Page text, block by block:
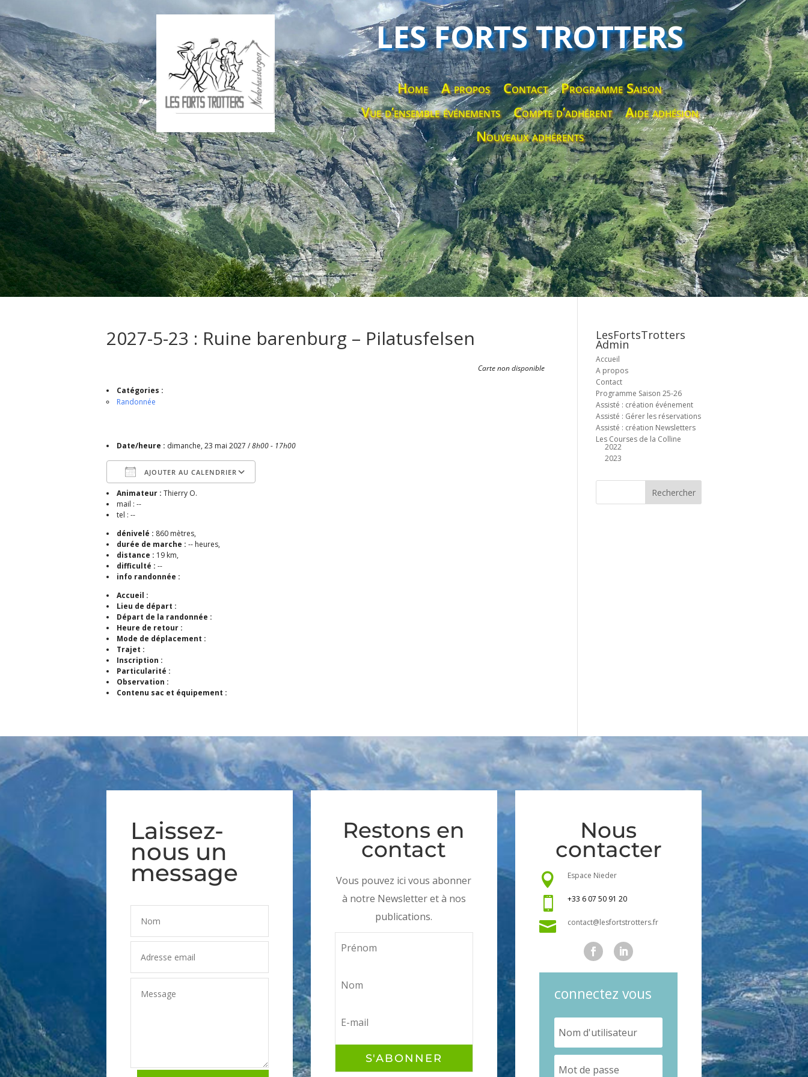
LES FORTS TROTTERS
Home A propos Contact
Programme Saison
Vue d’ensemble événements
Compte d’adhérent
Aide adhésion
Nouveaux adhérents
2027-5-23 : Ruine barenburg – Pilatusfelsen
Carte non disponible
Catégories :
Randonnée
Date/heure : dimanche, 23 mai 2027 /8h00 - 17h00
AJOUTER AU CALENDRIER
Télécharger ICS
Animateur : Thierry O.
mail : --
tel : --
dénivelé : 860 mètres,
durée de marche : -- heures,
distance : 19 km,
difficulté : --
info randonnée :
Accueil :
Lieu de départ :
Départ de la randonnée :
Heure de retour :
Mode de déplacement :
Trajet :
Inscription :
Particularité :
Observation :
Contenu sac et équipement :
LesFortsTrotters
Admin
Accueil
A propos
Contact
Programme Saison 25-26
Assisté : création événement
Assisté : Gérer les réservations
Assisté : création Newsletters
Les Courses de la Colline
2022
2023
Laissez-
nous un
message
Restons en
contact
Vous pouvez ici vous abonner
à notre Newsletter et à nos
publications.
S'ABONNER
Nous
contacter
 Espace Nieder
 +33 6 07 50 91 20
 contact@lesfortstrotters.fr
connectez vous